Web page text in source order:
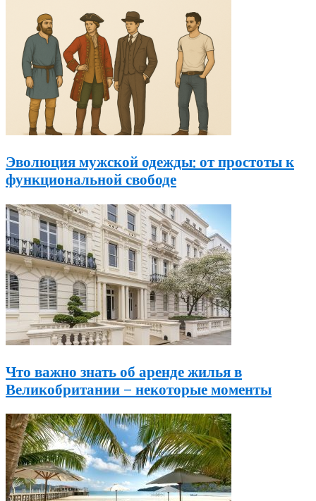
Эволюция мужской одежды: от простоты к
функциональной свободе
Что важно знать об аренде жилья в
Великобритании – некоторые моменты